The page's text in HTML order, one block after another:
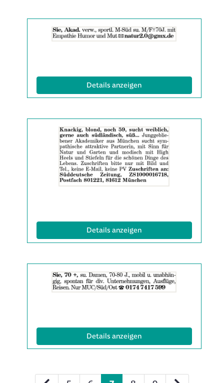
der
Anzeige
|
Info:
Details anzeigen(ID: 2061992)
der
Anzeige
2061993
anzeigen
|
Info:
Details anzeigen(ID: 2061993)
der
Anzeige
Details anzeigen(ID: 2061995)